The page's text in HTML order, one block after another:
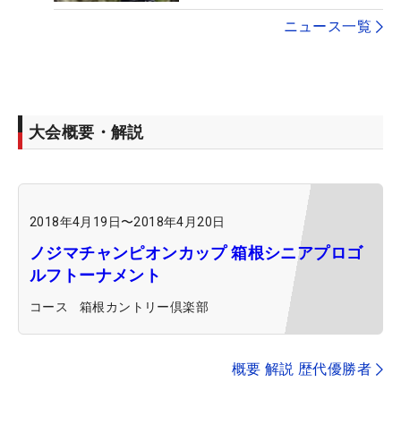
ニュース一覧
大会概要・解説
2018年4月19日〜2018年4月20日
ノジマチャンピオンカップ 箱根シニアプロゴ
ルフトーナメント
コース 箱根カントリー倶楽部
概要 解説 歴代優勝者